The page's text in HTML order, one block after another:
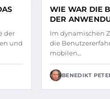
der
und
WIE WAR DIE
DER
Im dynamischen
die
mobilen…
BENEDIKT